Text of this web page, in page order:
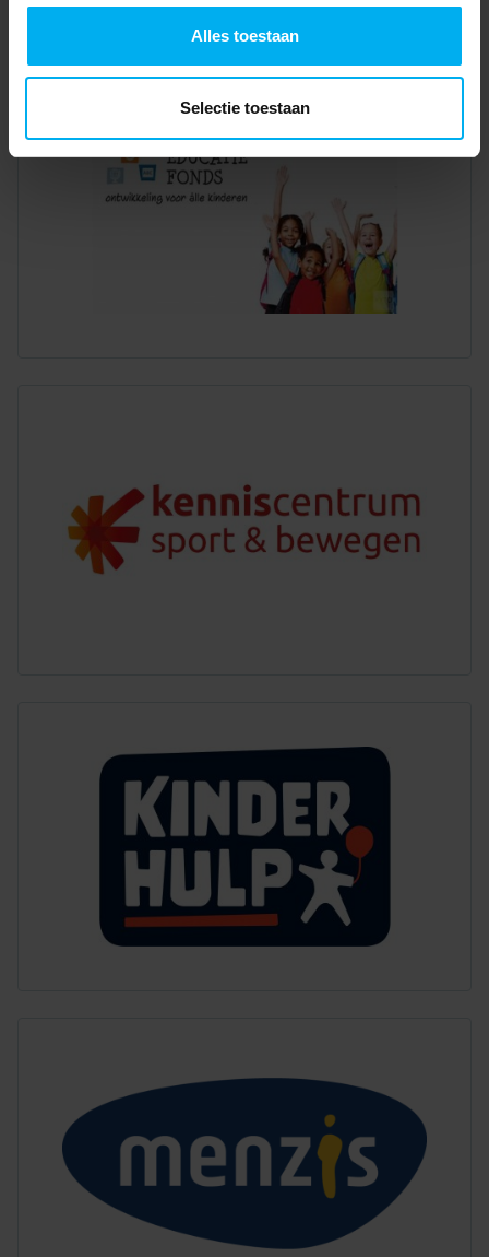
Alles toestaan
Selectie toestaan